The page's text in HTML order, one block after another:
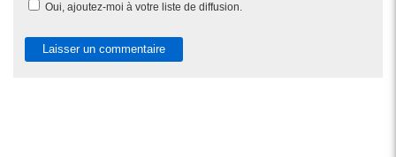
Oui, ajoutez-moi à votre liste de diffusion.